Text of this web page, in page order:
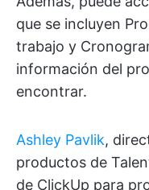
que se incluyen
trabajo y
información del
encontrar.
Ashley Pavlik,
productos de
de ClickUp para